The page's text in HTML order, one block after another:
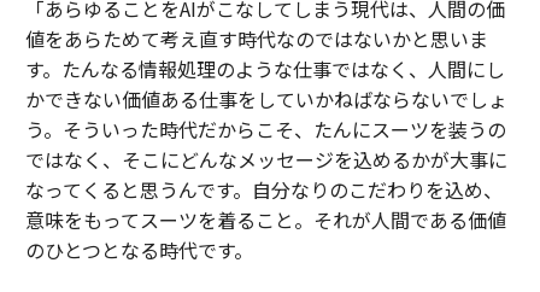
「あらゆることをAIがこなしてしまう現代は、人間の価
値をあらためて考え直す時代なのではないかと思いま
す。たんなる情報処理のような仕事ではなく、人間にし
かできない価値ある仕事をしていかねばならないでしょ
う。そういった時代だからこそ、たんにスーツを装うの
ではなく、そこにどんなメッセージを込めるかが大事に
なってくると思うんです。自分なりのこだわりを込め、
意味をもってスーツを着ること。それが人間である価値
のひとつとなる時代です。